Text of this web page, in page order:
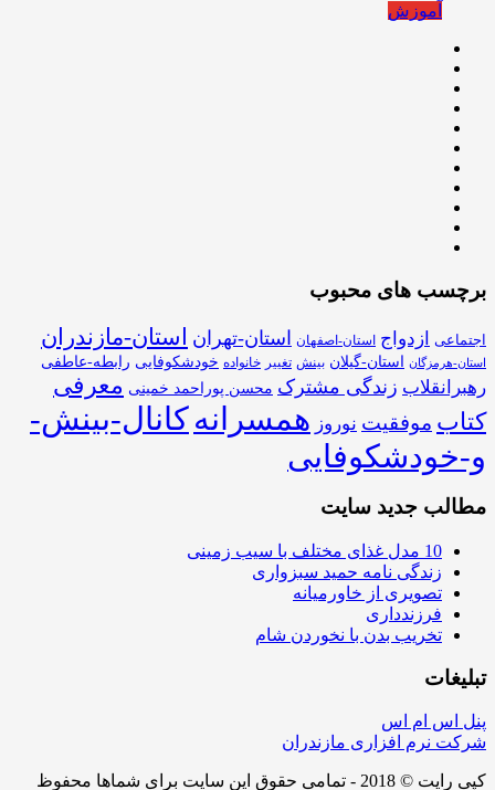
آموزش
برچسب های محبوب
اجتماعی ازدواج استان-اصفهان استان-تهران استان-مازندران
استان-هرمزگان استان-گیلان بینش تغییر خانواده خودشکوفایی رابطه-عاطفی
رهبرانقلاب زندگی مشترک محسن پوراحمد خمینی معرفی
کتاب موفقیت نوروز همسرانهکانال-بینش-
و-خودشکوفایی
مطالب جدید سایت
10 مدل غذای مختلف با سیب زمینی
زندگی نامه حمید سبزواری
تصویری از خاورمیانه
فرزندداری
تخریب بدن با نخوردن شام
تبلیغات
پنل اس ام اس
شرکت نرم افزاری مازندران
کپی رایت © 2018 - تمامی حقوق این سایت برای شماها محفوظ